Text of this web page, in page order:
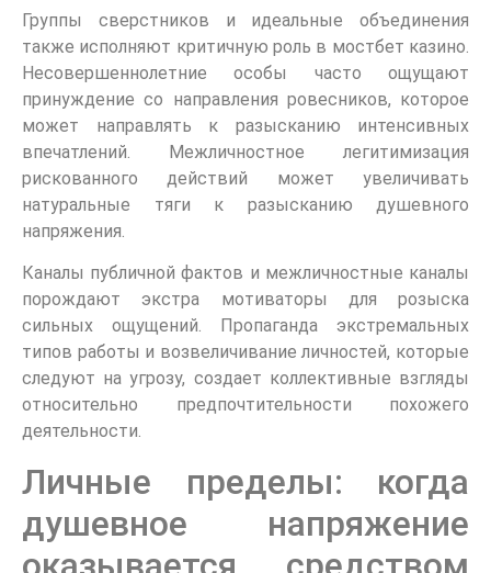
Группы сверстников и идеальные объединения
также исполняют критичную роль в мостбет казино.
Несовершеннолетние особы часто ощущают
принуждение со направления ровесников, которое
может направлять к разысканию интенсивных
впечатлений. Межличностное легитимизация
рискованного действий может увеличивать
натуральные тяги к разысканию душевного
напряжения.
Каналы публичной фактов и межличностные каналы
порождают экстра мотиваторы для розыска
сильных ощущений. Пропаганда экстремальных
типов работы и возвеличивание личностей, которые
следуют на угрозу, создает коллективные взгляды
относительно предпочтительности похожего
деятельности.
Личные пределы: когда
душевное напряжение